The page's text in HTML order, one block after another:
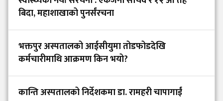
बिदा, महाशाखाको पुनर्संरचना
भक्तपुर अस्पतालको आईसीयुमा तोडफोडदेखि
कर्मचारीमाथि आक्रमण किन भयो?
कान्ति अस्पतालको निर्देशकमा डा. रामहरी चापागाईं